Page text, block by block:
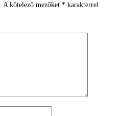
A kötelező mezőket * karakterrel